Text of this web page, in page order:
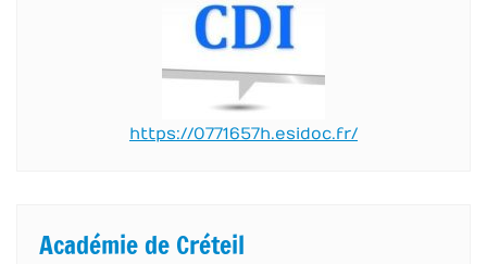
https://0771657h.esidoc.fr/
Académie de Créteil